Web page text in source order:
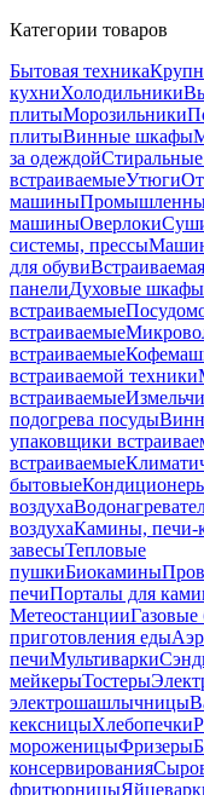
Категории товаров
Бытовая техника
кухниХолодильники
плитыМорозильники
плитыВинные шкафы
за одеждой
встраиваемыеУтюги
машины
машиныОверлоки
системы, прессы
для обуви
панелиДуховые шкафы
встраиваемые
встраиваемые
встраиваемые
встраиваемой техники
встраиваемые
подогрева посуды
упаковщики
встраиваемые
бытовые
воздуха
воздухаКамины, печи-
завесыТепловые
пушкиБиокамины
печиПорталы для
Метеостанции
приготовления еды
печиМультиварки
мейкерыТостеры
электрошашлычницы
кексницыХлебопечки
мороженицыФризеры
консервирования
фритюрницы